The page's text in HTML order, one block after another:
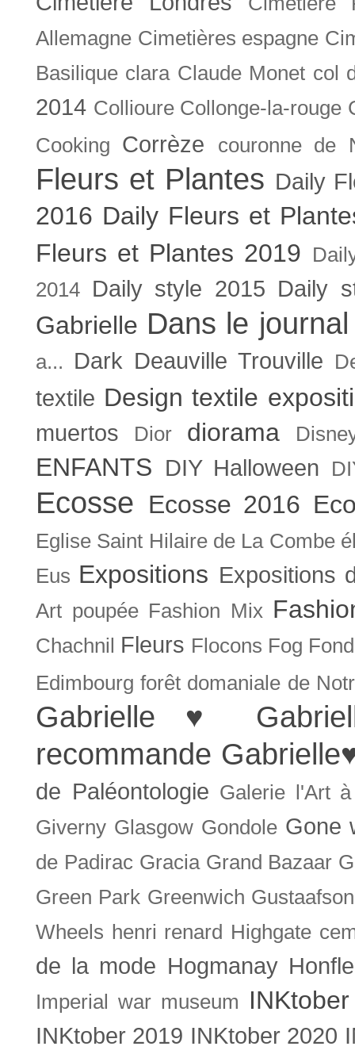
Allemagne Cimetières espagne
Basilique clara Claude Monet col
2014 Collioure Collonge-la-rouge
Cooking
Corrèze couronne de
Fleurs et Plantes Daily
2016 Daily Fleurs et
Fleurs et Plantes 2019
2014
Daily style 2015 Daily
Gabrielle Dans le journal
a... Dark Deauville Trouville
textile Design textile
muertos Dior diorama
ENFANTS DIY Halloween
Ecosse Ecosse 2016
Eglise Saint Hilaire de La Combe
Eus Expositions Expositions
Art poupée Fashion Mix
Chachnil Fleurs Flocons Fog
Edimbourg forêt domaniale de
Gabrielle ♥
recommande
de Paléontologie Galerie l'Art
Giverny Glasgow Gondole Gone
de Padirac Gracia Grand Bazaar
Green Park Greenwich Gustaafson
Wheels henri renard Highgate
de la mode Hogmanay
Imperial war museum INKtober
INKtober 2019 INKtober 2020